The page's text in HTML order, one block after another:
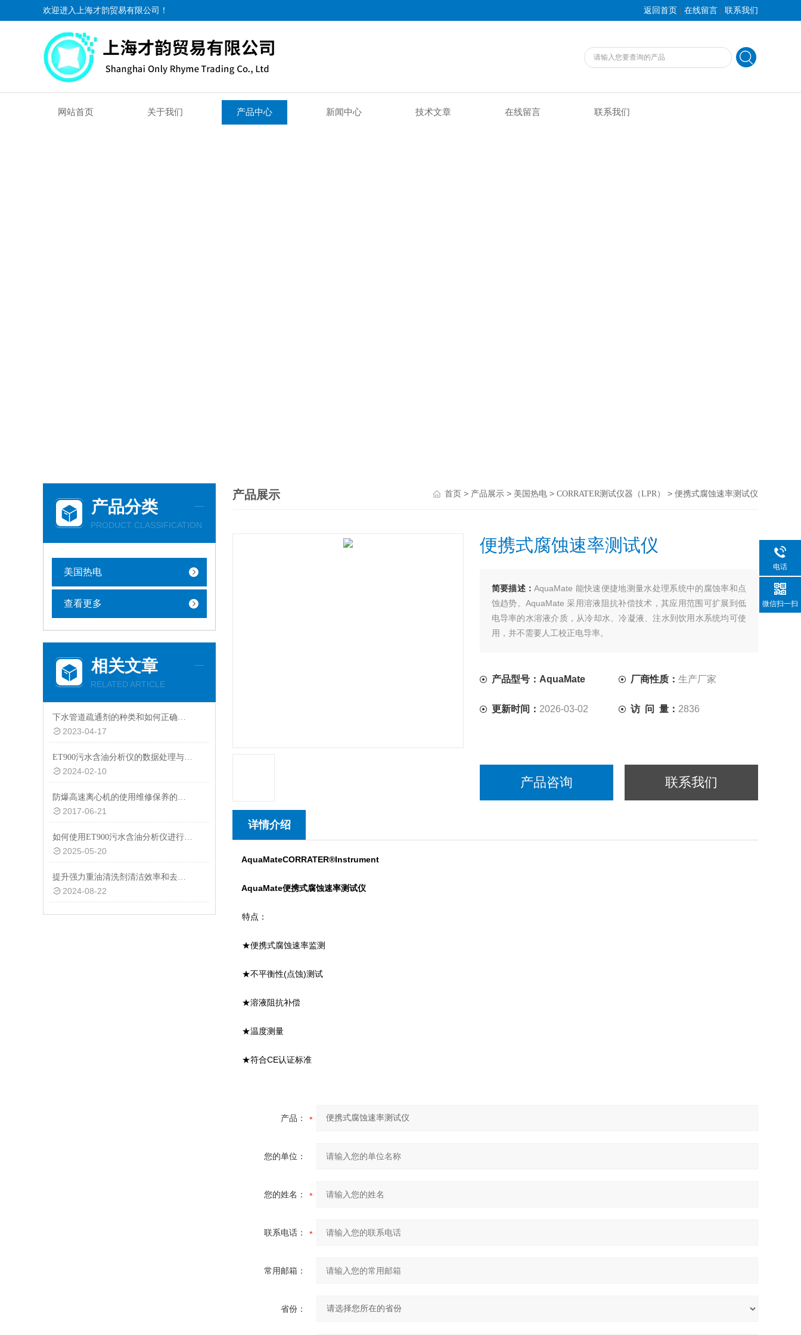
欢迎进入上海才韵贸易有限公司！ 返回首页 | 在线留言 | 联系我们
网站首页 关于我们 产品中心 新闻中心 技术文章 在线留言 联系我们
产品分类
PRODUCT CLASSIFICATION
美国热电
查看更多
相关文章
RELATED ARTICLE
下水管道疏通剂的种类和如何正确的使用
2023-04-17
ET900污水含油分析仪的数据处理与结果解读方法
2024-02-10
防爆高速离心机的使用维修保养的价值判断
2017-06-21
如何使用ET900污水含油分析仪进行高效油污监测？
2025-05-20
提升强力重油清洗剂清洁效率和去油力的方法
2024-08-22
产品展示 首页 > 产品展示 > 美国热电 > CORRATER测试仪器（LPR） > 便携式腐蚀速率测试仪
便携式腐蚀速率测试仪
简要描述：AquaMate 能快速便捷地测量水处理系统中的腐蚀率和点
蚀趋势。AquaMate 采用溶液阻抗补偿技术，其应用范围可扩展到低
电导率的水溶液介质，从冷却水、冷凝液、注水到饮用水系统均可使
用，并不需要人工校正电导率。
产品型号：AquaMate 厂商性质：生产厂家
更新时间： 2026-03-02 访 问 量： 2836
产品咨询 联系我们
详情介绍
AquaMateCORRATER®Instrument
AquaMate便携式腐蚀速率测试仪
特点：
★便携式腐蚀速率监测
★不平衡性(点蚀)测试
★溶液阻抗补偿
★温度测量
★符合CE认证标准
产品：
您的单位：
您的姓名：
联系电话：
常用邮箱：
省份：
电话
微信扫一扫